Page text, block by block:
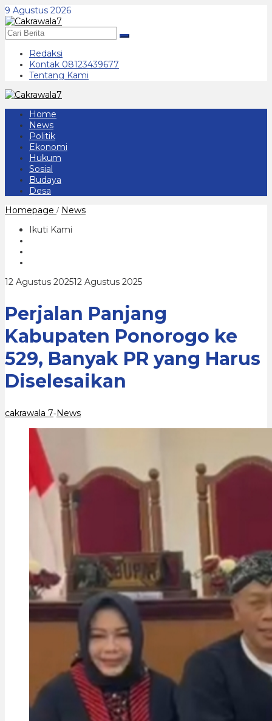
Lewati
ke
konten
9 Agustus 2026
Redaksi
Kontak 08123439677
Tentang Kami
Home
News
Politik
Ekonomi
Hukum
Sosial
Budaya
Desa
Homepage / NewsPerjalan
PR
yang
Diselesaikan
Ikuti Kami
12 Agustus 202512 Agustus 2025oleh
Perjalan Panjang
Kabupaten Ponorogo ke
529, Banyak PR yang Harus
Diselesaikan
cakrawala 7-News